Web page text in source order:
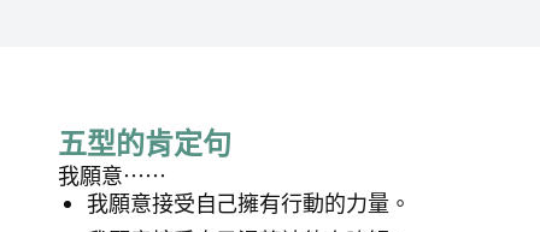
五型的肯定句
我願意⋯⋯
我願意接受自己擁有行動的力量。